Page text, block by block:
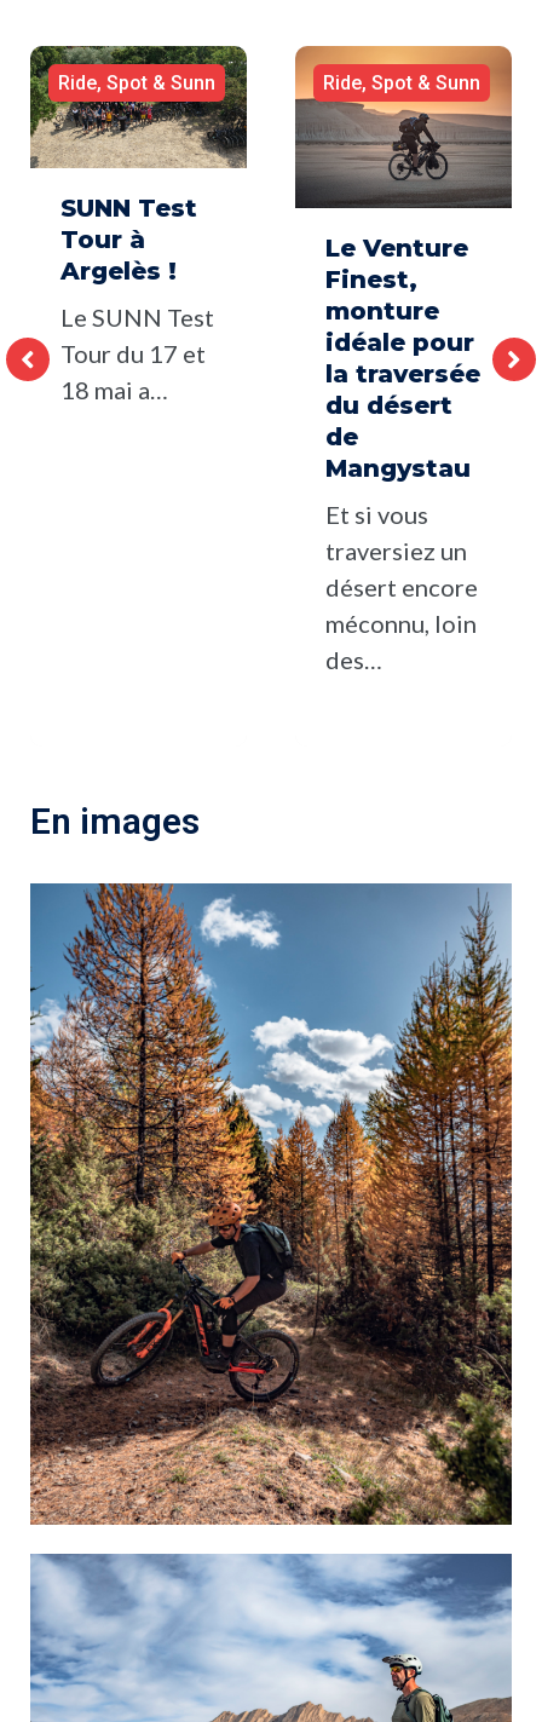
Ride, Spot & Sunn
SUNN Test
Tour à
Argelès !
Le SUNN Test
Tour du 17 et
18 mai a…
Ride, Spot & Sunn
Le Venture
Finest,
monture
idéale pour
la traversée
du désert
de
Mangystau
Et si vous
traversiez un
désert encore
méconnu, loin
des…
En images